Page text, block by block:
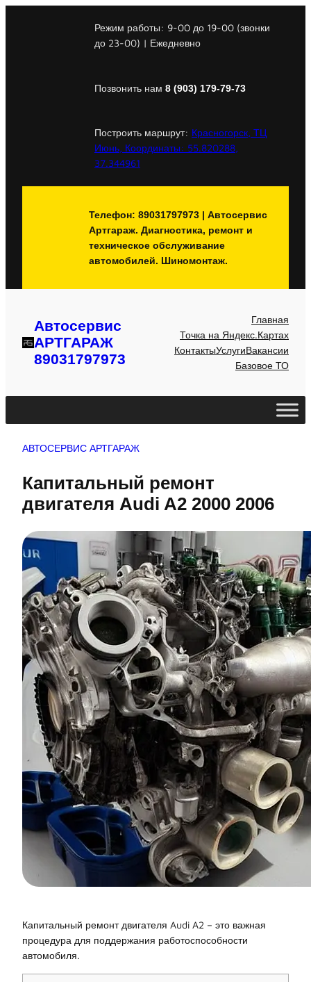
Режим работы: 9-00 до 19-00 (звонки
до 23-00) | Ежедневно
Позвонить нам 8 (903) 179-79-73
Построить маршрут: Красногорск, ТЦ
Июнь, Координаты: 55.820288,
37.344961
Телефон: 89031797973 | Автосервис
Артгараж. Диагностика, ремонт и
техническое обслуживание
автомобилей. Шиномонтаж.
Автосервис
АРТГАРАЖ
89031797973
Главная
Точка на Яндекс.Картах
КонтактыУслугиВакансии
Базовое ТО
АВТОСЕРВИС АРТГАРАЖ
Капитальный ремонт
двигателя Audi A2 2000 2006
Капитальный ремонт двигателя Audi A2 – это важная
процедура для поддержания работоспособности
автомобиля.